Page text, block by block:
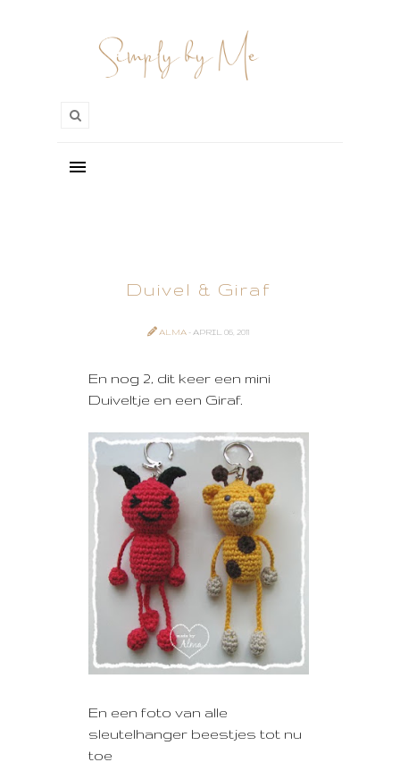
Duivel & Giraf
ALMA - APRIL 06, 2011
En nog 2, dit keer een mini
Duiveltje en een Giraf.
En een foto van alle
sleutelhanger beestjes tot nu
toe